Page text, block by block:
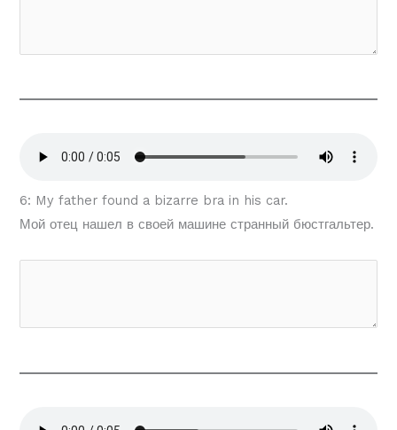
6: My father found a bizarre bra in his car.
Мой отец нашел в своей машине странный бюстгальтер.